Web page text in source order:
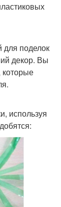
поделок
декор. Вы
которые
используя